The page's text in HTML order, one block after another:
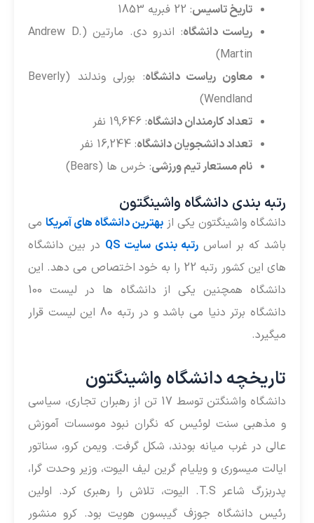
تاریخ تاسیس: 22 فبریه 1853
ریاست دانشگاه
: اندرو دی. مارتین (Andrew D.
Martin)
معاون ریاست دانشگاه
: بورلی وندلند (Beverly
Wendland)
تعداد کارمندان دانشگاه: 19,646 نفر
تعداد دانشجویان دانشگاه: 16,244 نفر
نام مستعار تیم ورزشی: خرس ها (Bears)
رتبه بندی دانشگاه واشینگتون
دانشگاه واشینگتون یکی ازبهترین دانشگاه های آمریکامی
که بر اساسرتبه بندی سایت QS
در بین دانشگاه
های این کشور رتبه 22 را به خود اختصاص می دهد. این
دانشگاه همچنین یکی از دانشگاه ها در لیست 100
دانشگاه برتر دنیا می باشد و در رتبه 80 این لیست قرار
میگیرد.
تاریخچه دانشگاه واشینگتون
دانشگاه واشنگتن توسط 17 تن از رهبران تجاری، سیاسی
و مذهبی سنت لوئیس که نگران نبود موسسات آموزش
عالی در غرب میانه بودند، شکل گرفت. ویمن کرو، سناتور
ایالت میسوری و ویلیام گرین لیف الیوت، وزیر وحدت گرا،
پدربزرگ شاعر T.S. الیوت، تلاش را رهبری کرد. اولین
رئیس دانشگاه جوزف گیبسون هویت بود. کرو منشور